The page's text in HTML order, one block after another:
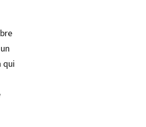
qui